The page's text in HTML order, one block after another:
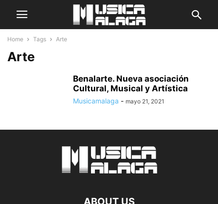
Home Tags Arte
Arte
Benalarte. Nueva asociación
Cultural, Musical y Artística
Musicamalaga - mayo 21, 2021
ABOUT US